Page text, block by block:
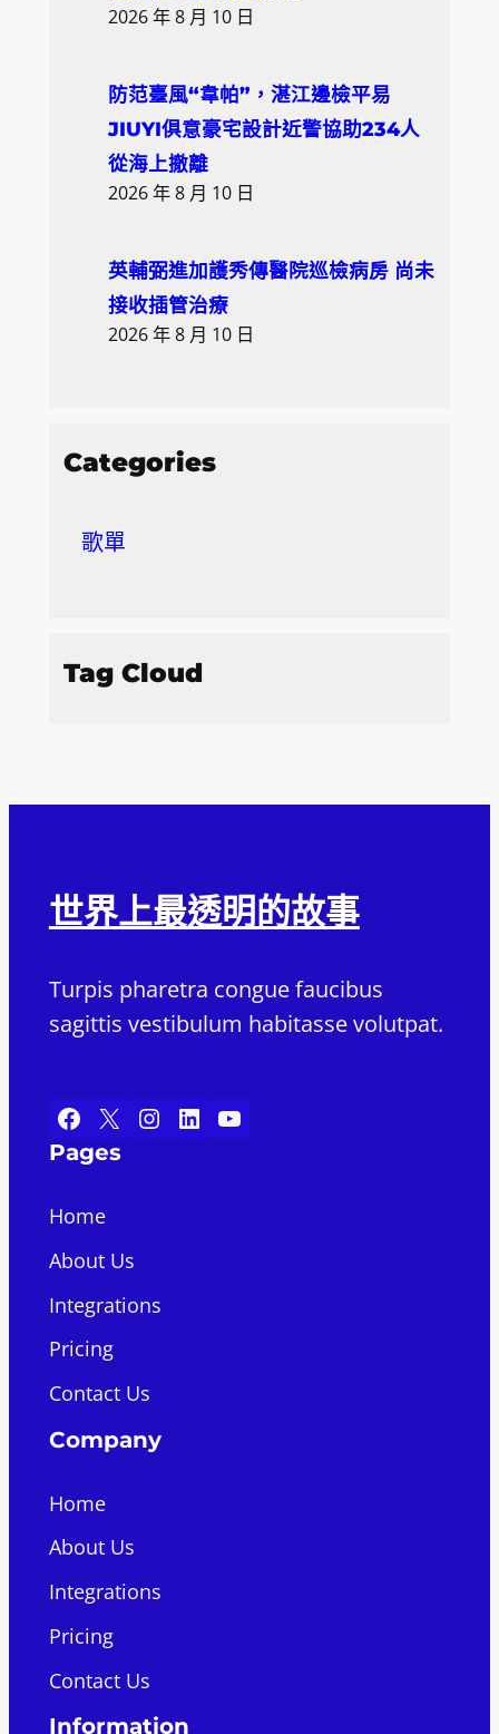
2026 年 8 月 10 日
防范臺風“韋帕”，湛江邊檢平易
JIUYI俱意豪宅設計近警協助234人
從海上撤離
2026 年 8 月 10 日
英輔弼進加護秀傳醫院巡檢病房 尚未
接收插管治療
2026 年 8 月 10 日
Categories
歌單
Tag Cloud
世界上最透明的故事
Turpis pharetra congue faucibus
sagittis vestibulum habitasse volutpat.
Facebook X Instagram LinkedIn YouTube
Pages
Home
About Us
Integrations
Pricing
Contact Us
Company
Home
About Us
Integrations
Pricing
Contact Us
Information